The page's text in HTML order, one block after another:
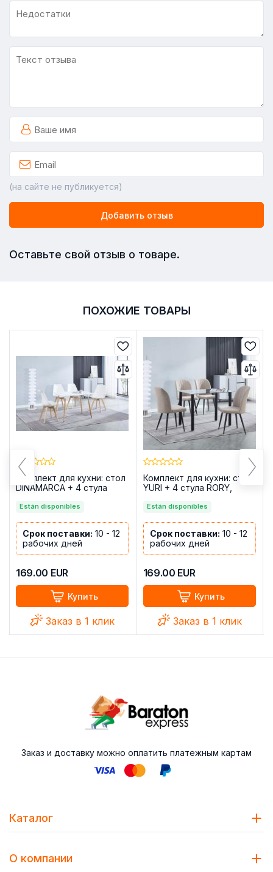
(на сайте не публикуется)
Добавить отзыв
Оставьте свой отзыв о товаре.
ПОХОЖИЕ ТОВАРЫ
Комплект для кухни: стол
DINAMARCA + 4 стула
Están disponibles
Срок поставки: 10 - 12
рабочих дней
169.00 EUR
Купить
Заказ в 1 клик
Комплект для кухни: стол
YURI + 4 стула RORY,
Están disponibles
Срок поставки: 10 - 12
рабочих дней
169.00 EUR
Купить
Заказ в 1 клик
Заказ и доставку можно оплатить платежным картам
Каталог
О компании